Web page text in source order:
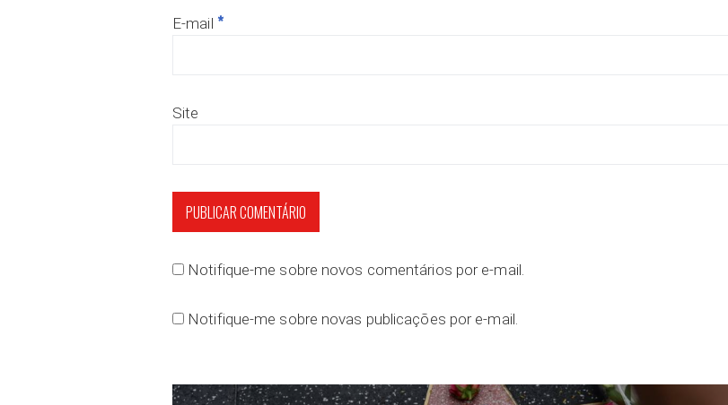
E-mail *
Site
Notifique-me sobre novos comentários por e-mail.
Notifique-me sobre novas publicações por e-mail.